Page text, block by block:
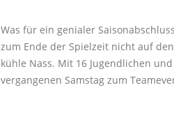
Was für ein genialer
zum Ende der Spielzeit nicht auf
kühle Nass. Mit 16 Jugendlichen
vergangenen Samstag zum